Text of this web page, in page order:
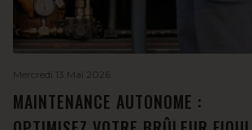
Mercredi 13 Mai 2026
MAINTENANCE AUTONOME :